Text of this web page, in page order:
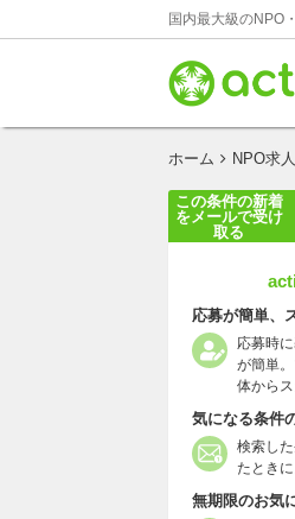
国内最大級のNPO
ホーム NPO求
この条件の新着
をメールで受け
取る
応募が簡単、
応募時
が簡単
体からス
気になる条件
検索し
たとき
無期限のお気